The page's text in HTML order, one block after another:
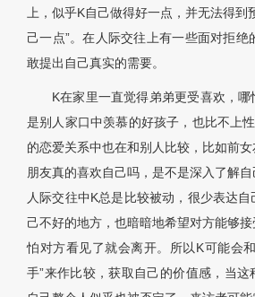
上，似乎K自己做得好一点，并无法得到
己一点”。在人际交往上有一些面对拒绝
敢提出自己真实的需要。
K在家里一直觉得弟弟更受喜欢，哪
是别人家口中羡慕的好孩子，也比不上
的恋爱关系中也在和别人比较，比如前
朋友真的喜欢自己吗，是不是深入了解
人际交往中K总是比较被动，很少表达
己不好的地方，也暗暗地希望对方能够
怕对方看见了就会离开。所以K可能会
手”来作比较，获取自己的价值感，当这